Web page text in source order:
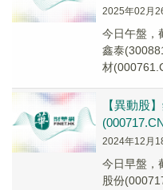
2025年02月
今日午盤，
鑫泰
材
【異動股
2024年12月
今日早盤，
股份